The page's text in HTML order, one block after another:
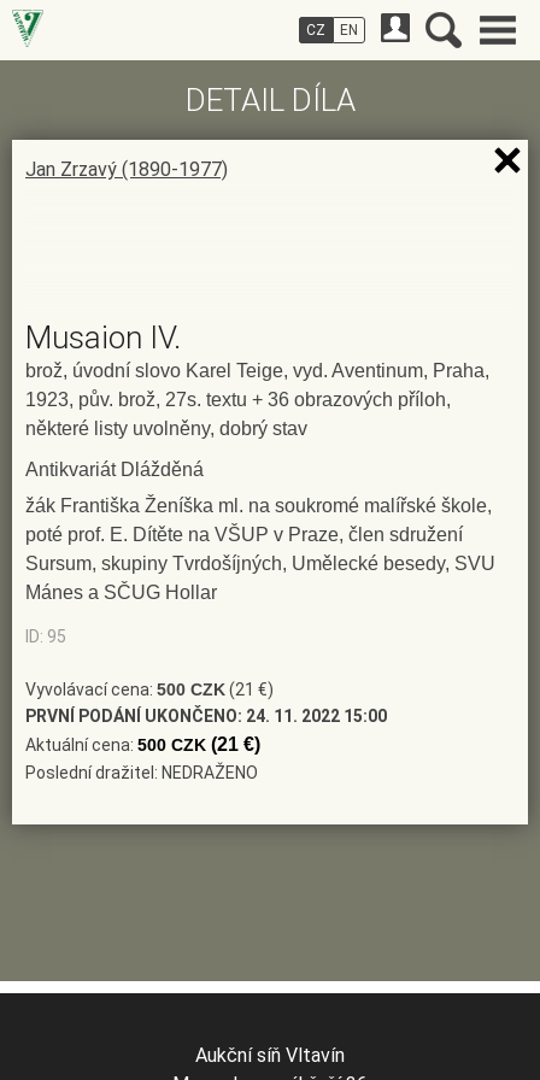
DETAIL DÍLA
Jan Zrzavý (1890-1977)
Musaion IV.
brož, úvodní slovo Karel Teige, vyd. Aventinum, Praha,
1923, pův. brož, 27s. textu + 36 obrazových příloh,
některé listy uvolněny, dobrý stav
Antikvariát Dlážděná
žák Františka Ženíška ml. na soukromé malířské škole,
poté prof. E. Dítěte na VŠUP v Praze, člen sdružení
Sursum, skupiny Tvrdošíjných, Umělecké besedy, SVU
Mánes a SČUG Hollar
ID: 95
Vyvolávací cena: 500 CZK(21 €)
PRVNÍ PODÁNÍ UKONČENO: 24. 11. 2022 15:00
Aktuální cena: 500 CZK (21 €)
Poslední dražitel: NEDRAŽENO
CZ EN
Aukční síň Vltavín